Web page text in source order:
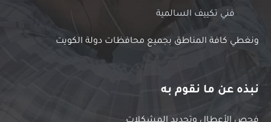
فني تكييف السالمية
ونغطي كافة المناطق بجميع محافظات دولة الكويت
نبذه عن ما نقوم به